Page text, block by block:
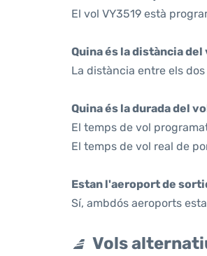
El vol VY3519 està
Quina és la distància del
La distància entre els
Quina és la durada del
El temps de vol
El temps de vol real de
Estan l'aeroport de
Sí, ambdós aeroports
Vols